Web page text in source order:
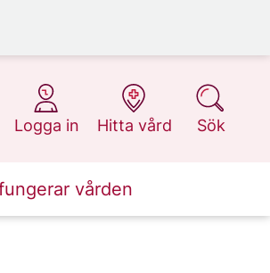
Logga in
på 1177.se
Hitta vård
på 1177.se
Sök
på 1177.se
vården